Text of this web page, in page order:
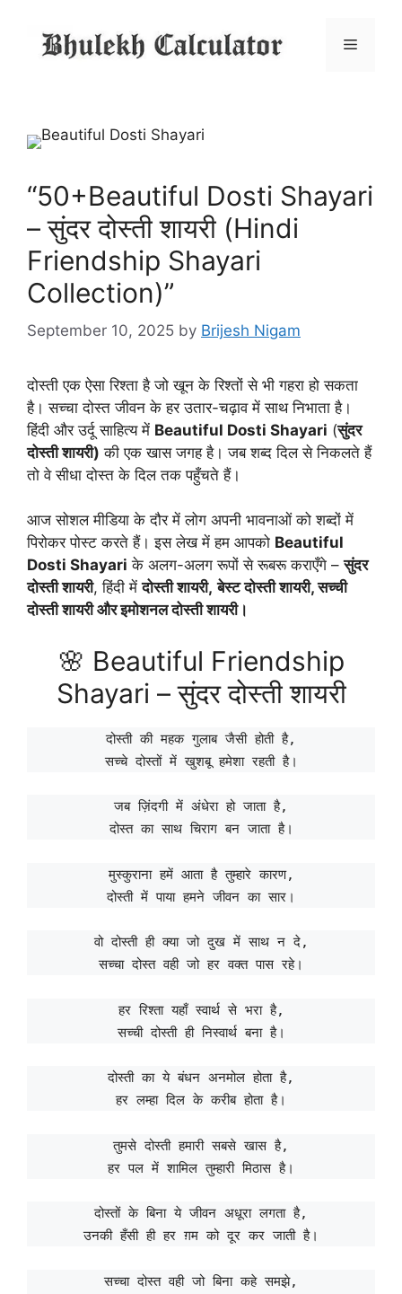
content
Menu
“50+Beautiful Dosti Shayari
– सुंदर दोस्ती शायरी (Hindi
Friendship Shayari
Collection)”
September 10, 2025 by Brijesh Nigam
दोस्ती एक ऐसा रिश्ता है जो खून के रिश्तों से भी गहरा हो सकता
है। सच्चा दोस्त जीवन के हर उतार-चढ़ाव में साथ निभाता है।
हिंदी और उर्दू साहित्य में Beautiful Dosti Shayari (सुंदर
दोस्ती शायरी) की एक खास जगह है। जब शब्द दिल से निकलते हैं
तो वे सीधा दोस्त के दिल तक पहुँचते हैं।
आज सोशल मीडिया के दौर में लोग अपनी भावनाओं को शब्दों में
पिरोकर पोस्ट करते हैं। इस लेख में हम आपको Beautiful
Dosti Shayari के अलग-अलग रूपों से रूबरू कराएँगे –सुंदर
दोस्ती शायरी, हिंदी मेंदोस्ती शायरी, बेस्ट दोस्ती शायरी, सच्ची
दोस्ती शायरी और इमोशनल दोस्ती शायरी।
🌸 Beautiful Friendship
Shayari – सुंदर दोस्ती शायरी
दोस्ती की महक गुलाब जैसी होती है,
सच्चे दोस्तों में खुशबू हमेशा रहती है।
जब ज़िंदगी में अंधेरा हो जाता है,
दोस्त का साथ चिराग बन जाता है।
मुस्कुराना हमें आता है तुम्हारे कारण,
दोस्ती में पाया हमने जीवन का सार।
वो दोस्ती ही क्या जो दुख में साथ न दे,
सच्चा दोस्त वही जो हर वक्त पास रहे।
हर रिश्ता यहाँ स्वार्थ से भरा है,
सच्ची दोस्ती ही निस्वार्थ बना है।
दोस्ती का ये बंधन अनमोल होता है,
हर लम्हा दिल के करीब होता है।
तुमसे दोस्ती हमारी सबसे खास है,
हर पल में शामिल तुम्हारी मिठास है।
दोस्तों के बिना ये जीवन अधूरा लगता है,
उनकी हँसी ही हर ग़म को दूर कर जाती है।
सच्चा दोस्त वही जो बिना कहे समझे,